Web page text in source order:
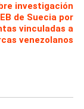
investigación
de Suecia por
vinculadas a
venezolanos